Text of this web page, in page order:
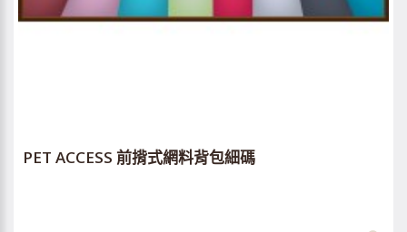
PET ACCESS 前揹式網料背包細碼